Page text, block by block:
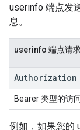
userinfo 端点发
息。
userinfo 端点请
Authorization
Bearer 类型的访
例如，如果您的